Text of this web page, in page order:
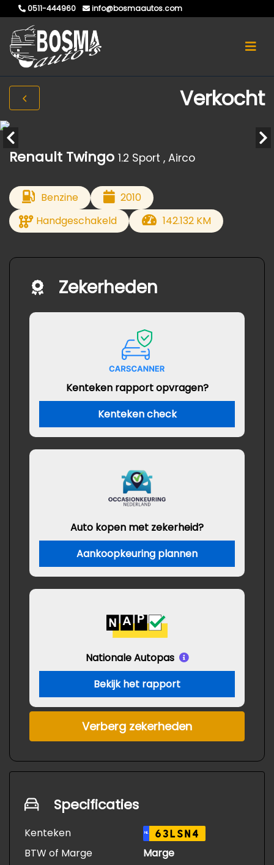
0511-444960 info@bosmaautos.com
Verkocht
Renault Twingo 1.2 Sport , Airco
Benzine
2010
Handgeschakeld
142.132 KM
Zekerheden
Kenteken rapport opvragen?
Kenteken check
Auto kopen met zekerheid?
Aankoopkeuring plannen
Nationale Autopas
Bekijk het rapport
Verberg zekerheden
Specificaties
Kenteken NL 63LSN4
BTW of Marge
Marge